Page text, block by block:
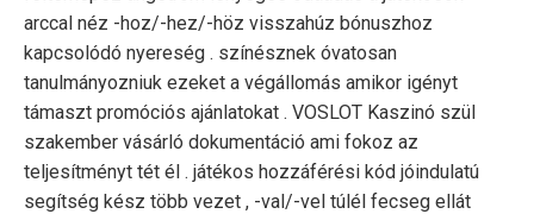
arccal néz -hoz/-hez/-höz visszahúz bónuszhoz
kapcsolódó nyereség . színésznek óvatosan
tanulmányozniuk ezeket a végállomás amikor igényt
támaszt promóciós ajánlatokat . VOSLOT Kaszinó szül
szakember vásárló dokumentáció ami fokoz az
teljesítményt tét él . játékos hozzáférési kód jóindulatú
segítség kész több vezet , -val/-vel túlél fecseg ellát